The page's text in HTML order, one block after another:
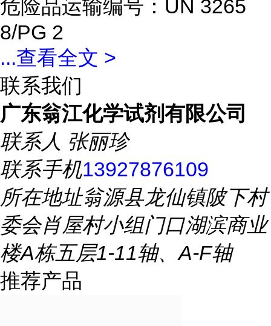
危险品运输编号：UN 3265
8/PG 2
...查看全文 >
联系我们
广东翁江化学试剂有限公司
联系人 张丽珍
联系手机13927876109
所在地址翁源县龙仙镇陂下村
委会肖屋村小组门口湖滨商业
楼A栋五层1-11轴、A-F轴
推荐产品